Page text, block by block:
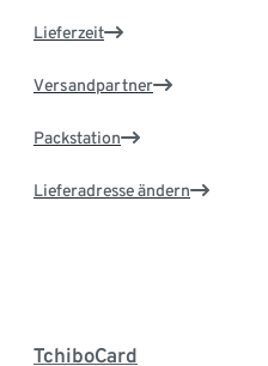
Lieferzeit
Versandpartner
Packstation
Lieferadresse ändern
TchiboCard